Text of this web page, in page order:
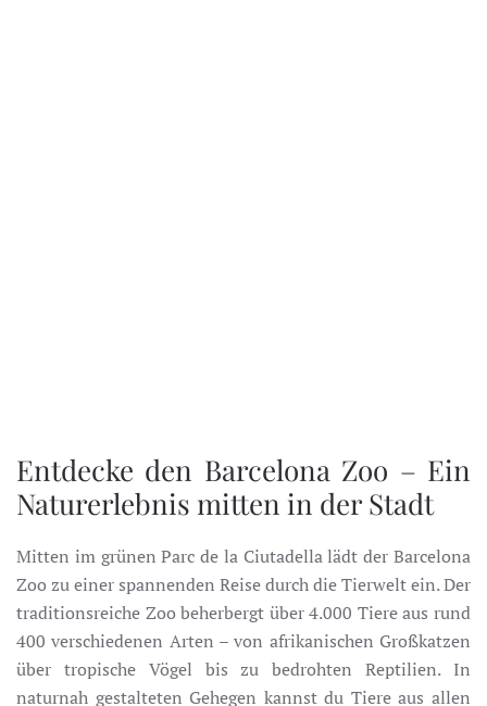
Entdecke den Barcelona Zoo – Ein
Naturerlebnis mitten in der Stadt
Mitten im grünen Parc de la Ciutadella lädt der Barcelona
Zoo zu einer spannenden Reise durch die Tierwelt ein. Der
traditionsreiche Zoo beherbergt über 4.000 Tiere aus rund
400 verschiedenen Arten – von afrikanischen Großkatzen
über tropische Vögel bis zu bedrohten Reptilien. In
naturnah gestalteten Gehegen kannst du Tiere aus allen